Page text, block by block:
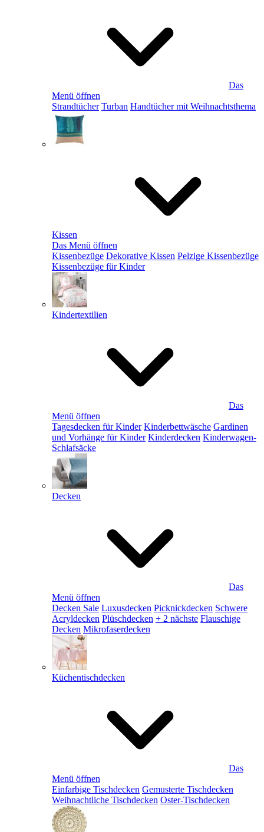
Das
Menü öffnen
Strandtücher Turban Handtücher mit Weihnachtsthema
Kissen
Das Menü öffnen
Kissenbezüge Dekorative Kissen Pelzige Kissenbezüge
Kissenbezüge für Kinder
Kindertextilien
Das
Menü öffnen
Tagesdecken für Kinder Kinderbettwäsche Gardinen
und Vorhänge für Kinder Kinderdecken Kinderwagen-
Schlafsäcke
Decken
Das
Menü öffnen
Decken Sale Luxusdecken Picknickdecken Schwere
Acryldecken Plüschdecken + 2 nächste Flauschige
Decken Mikrofaserdecken
Küchentischdecken
Das
Menü öffnen
Einfarbige Tischdecken Gemusterte Tischdecken
Weihnachtliche Tischdecken Oster-Tischdecken